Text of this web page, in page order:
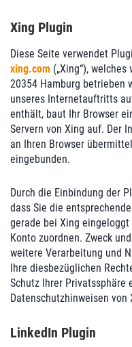
Xing Plugin
Diese Seite verwendet
xing.com („Xing“), welches
20354 Hamburg betrieben
unseres Internetauftritts
enthält, baut Ihr Browser
Servern von Xing auf. Der
an Ihren Browser
eingebunden.
Durch die Einbindung der
dass Sie die
gerade bei Xing
Konto zuordnen. Zweck
weitere Verarbeitung und
Ihre diesbezüglichen
Schutz Ihrer Privatssphäre
Datenschutzhinweisen von
LinkedIn Plugin